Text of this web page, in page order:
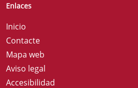
Enlaces
Inicio
Contacte
Mapa web
Aviso legal
Accesibilidad